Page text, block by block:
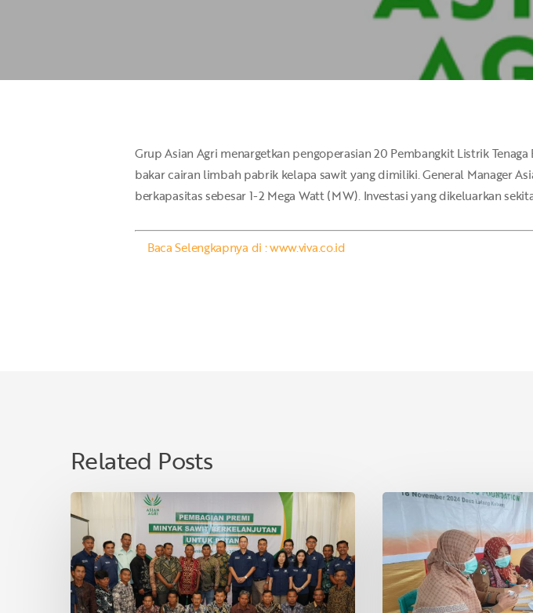
Grup Asian Agri menargetkan pengoperasian 20 Pembangkit Listrik
bakar cairan limbah pabrik kelapa sawit yang dimiliki. General Manager
berkapasitas sebesar 1-2 Mega Watt (MW). Investasi yang dikeluarkan
Baca Selengkapnya di : www.viva.co.id
Related Posts
Asian
Agri
Bagikan
Premi
Minyak
Sawit
Asian
&
Tanoto
Foundation
Gelar